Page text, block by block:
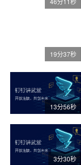
19分37秒
13分56秒
3分30秒